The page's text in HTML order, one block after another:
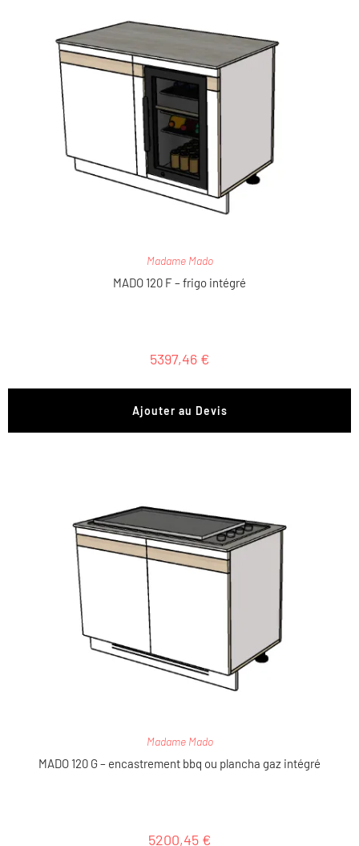
Madame Mado
MADO 120 F – frigo intégré
5397,46 €
Ajouter au Devis
Madame Mado
MADO 120 G – encastrement bbq ou plancha gaz intégré
5200,45 €